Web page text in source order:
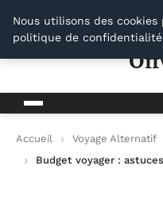
Offways.fr
Accueil
Voyage Alternatif
Budget voyager :
Nous utilisons des
politique de